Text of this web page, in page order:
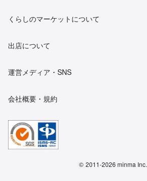
くらしのマーケットについて
出店について
運営メディア・SNS
会社概要・規約
© 2011-2026 minma Inc.